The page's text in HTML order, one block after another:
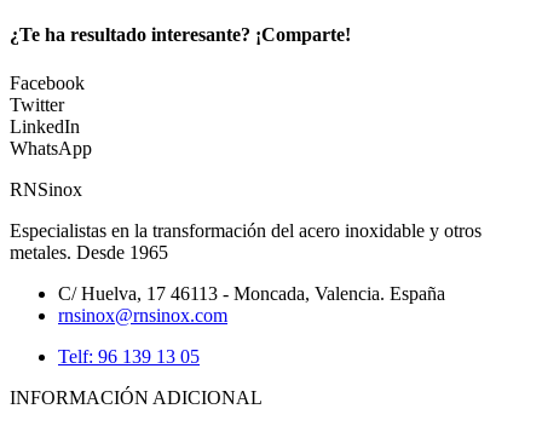
¿Te ha resultado interesante? ¡Comparte!
Facebook
Twitter
LinkedIn
WhatsApp
RNSinox
Especialistas en la transformación del acero inoxidable y otros
metales. Desde 1965
C/ Huelva, 17 46113 - Moncada, Valencia. España
rnsinox@rnsinox.com
Telf: 96 139 13 05
INFORMACIÓN ADICIONAL